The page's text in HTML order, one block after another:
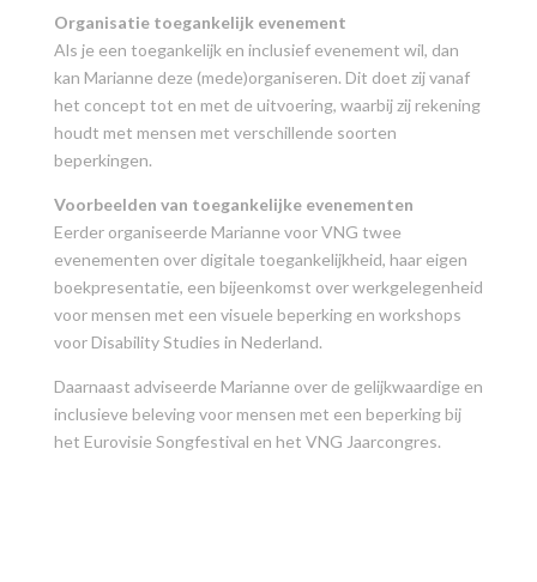
Organisatie toegankelijk evenement
Als je een toegankelijk en inclusief evenement wil, dan
kan Marianne deze (mede)organiseren. Dit doet zij vanaf
het concept tot en met de uitvoering, waarbij zij rekening
houdt met mensen met verschillende soorten
beperkingen.
Voorbeelden van toegankelijke evenementen
Eerder organiseerde Marianne voor VNG twee
evenementen over digitale toegankelijkheid, haar eigen
boekpresentatie, een bijeenkomst over werkgelegenheid
voor mensen met een visuele beperking en workshops
voor Disability Studies in Nederland.
Daarnaast adviseerde Marianne over de gelijkwaardige en
inclusieve beleving voor mensen met een beperking bij
het Eurovisie Songfestival en het VNG Jaarcongres.